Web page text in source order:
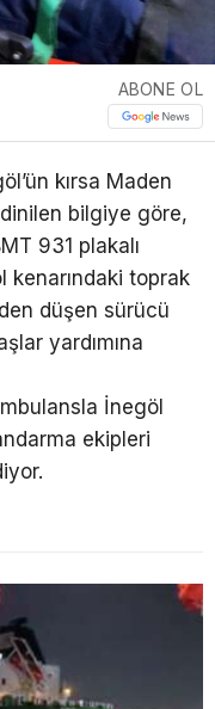
ABONE OL
kırsa Maden
bilgiye göre,
931 plakalı
kenarındaki toprak
düşen sürücü
yardımına
İnegöl
ekipleri